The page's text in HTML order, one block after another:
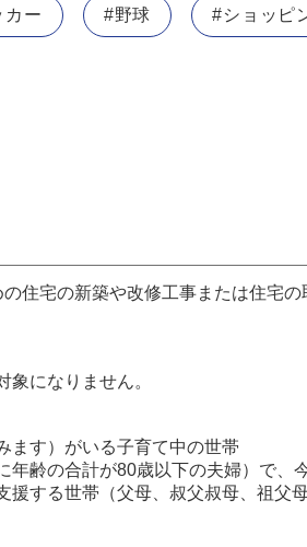
カー #野球 #ショッピ
住宅の新築や改修工事または住宅の
になりません。
ます）がいる子育て中の世帯
年齢の合計が80歳以下の夫婦）で、
する世帯（父母、叔父叔母、祖父母